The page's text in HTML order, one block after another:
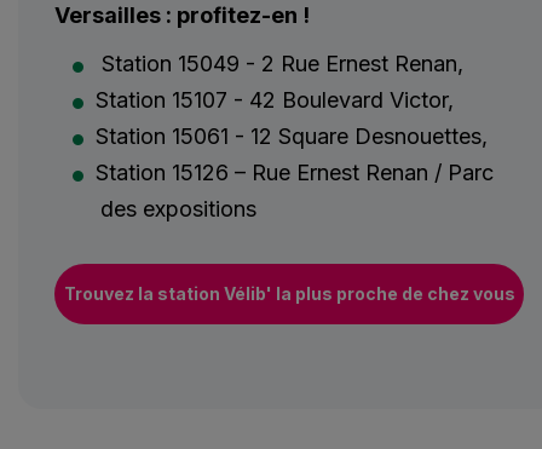
Versailles : profitez-en !
Station 15049 - 2 Rue Ernest Renan,
Station 15107 - 42 Boulevard Victor,
Station 15061 - 12 Square Desnouettes,
Station 15126 – Rue Ernest Renan / Parc
des expositions
Trouvez la station Vélib' la plus proche de chez vous